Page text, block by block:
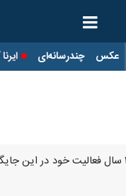
عکس چندرسانه‌ای ایرنا TV
رشت - ایرنا - اعضای شورای اسلامی رشت برای